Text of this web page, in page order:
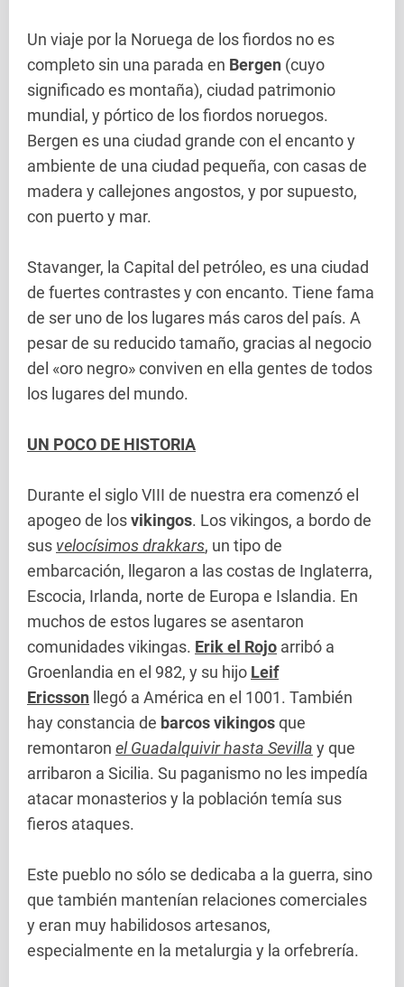
Un viaje por la Noruega de los fiordos no es
completo sin una parada en Bergen (cuyo
significado es montaña), ciudad patrimonio
mundial, y pórtico de los fiordos noruegos.
Bergen es una ciudad grande con el encanto y
ambiente de una ciudad pequeña, con casas de
madera y callejones angostos, y por supuesto,
con puerto y mar.
Stavanger, la Capital del petróleo, es una ciudad
de fuertes contrastes y con encanto. Tiene fama
de ser uno de los lugares más caros del país. A
pesar de su reducido tamaño, gracias al negocio
del «oro negro» conviven en ella gentes de todos
los lugares del mundo.
UN POCO DE HISTORIA
Durante el siglo VIII de nuestra era comenzó el
apogeo de losvikingos. Los vikingos, a bordo de
sus velocísimos drakkars, un tipo de
embarcación, llegaron a las costas de Inglaterra,
Escocia, Irlanda, norte de Europa e Islandia. En
muchos de estos lugares se asentaron
comunidades vikingas. Erik el Rojo arribó a
Groenlandia en el 982, y su hijo Leif
Ericsson llegó a América en el 1001. También
hay constancia de barcos vikingosque
remontaron el Guadalquivir hasta Sevilla y que
arribaron a Sicilia. Su paganismo no les impedía
atacar monasterios y la población temía sus
fieros ataques.
Este pueblo no sólo se dedicaba a la guerra, sino
que también mantenían relaciones comerciales
y eran muy habilidosos artesanos,
especialmente en la metalurgia y la orfebrería.